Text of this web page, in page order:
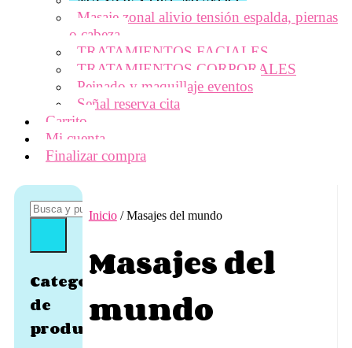
Masaje zonal alivio tensión espalda, piernas
o cabeza
TRATAMIENTOS FACIALES
TRATAMIENTOS CORPORALES
Peinado y maquillaje eventos
Señal reserva cita
Carrito
Mi cuenta
Finalizar compra
Inicio/ Masajes del mundo
Masajes del
mundo
Categorías
de
producto